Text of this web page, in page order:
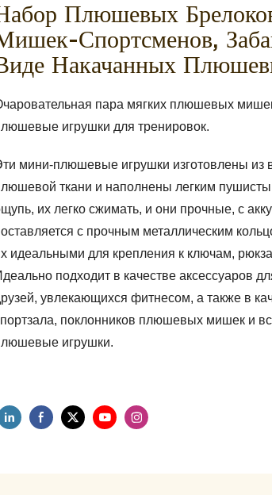
Плюшевых
Спортсменов,
Накачанных
пара мягких плюшевых
игрушки для тренировок.
мини-плюшевые игрушки изготовлены из
ткани и наполнены легким
их легко сжимать, и они прочные, с
с прочным металлическим
идеальными для крепления к ключам,
подходит в качестве аксессуаров
увлекающихся фитнесом, а также в
поклонников плюшевых мишек и
игрушки.